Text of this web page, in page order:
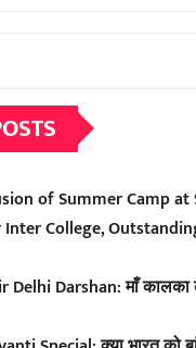
of Summer Camp at
College,
Darshan: माँ कालका